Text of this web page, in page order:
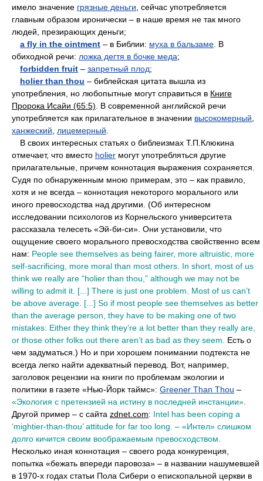
имело значение грязные деньги , сейчас употребляется
главным образом иронически – в наше время не так много
людей, презирающих деньги;
a fly in the ointment – в Библии: муха в бальзаме . В
обиходной речи: ложка дегтя в бочке меда;
forbidden fruit – запретный плод;
holier than thou – библейская цитата вышла из
употребления, но любопытные могут справиться в Книге
Пророка Исайи (65:5) . В современной английской речи
употребляется как прилагательное в значении высокомерный
ханжеский
лицемерный
В своих интересных статьях о библеизмах Т.П.Клюкина
отмечает, что вместо holier могут употребляться другие
прилагательные, причем коннотация выражения сохраняется.
Судя по обнаруженным мною примерам, это – как правило,
хотя и не всегда – коннотация некоторого морального или
иного превосходства над другими. (Об интересном
исследовании психологов из Корнельского университета
рассказала телесеть «Эй-би-си». Они установили, что
ощущение своего морального превосходства свойственно всем
нам: People see themselves as being fairer, more altruistic, more
self-sacrificing, more moral than most others. In short, most of us
think we really are “holier than thou,” although we may not be
willing to admit it. [...] There is just one problem. Most of us can’t
be above average. [...] So if most people see themselves as better
than the average person, they have to be making one of two
mistakes: Either they think they’re a lot better than they really are,
or those other folks out there aren’t as bad as they seem.
Есть о
чем задуматься.) Но и при хорошем понимании подтекста не
всегда легко найти адекватный перевод. Вот, например,
заголовок рецензии на книги по проблемам экологии и
политики в газете «Нью-Йорк таймс»: Greener Than Thou –
«Экология с претензией на истину в последней инстанции».
Другой пример – с сайта zdnet.com: Intel has been coping a
‘mightier-than-thou’ attitude for far too long. – «Интел» слишком
долго кичится своим воображаемым превосходством.
Несколько иная коннотация – своего рода конкуренция,
попытка «бежать впереди паровоза» – в названии нашумевшей
в 1970-х годах статьи Пола Сибери о епископальной церкви в